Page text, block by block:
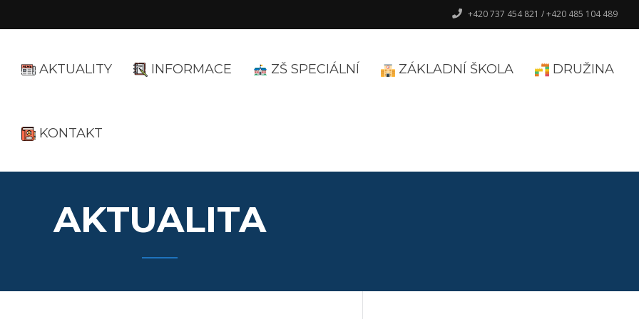
+420 737 454 821 / +420 485 104 489
AKTUALITY INFORMACE ZŠ SPECIÁLNÍ ZÁKLADNÍ ŠKOLA DRUŽINA
KONTAKT
AKTUALITA